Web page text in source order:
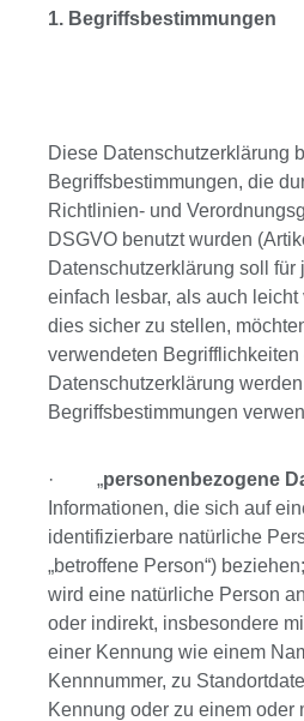
1. Begriffsbestimmungen
Diese Datenschutzerklärung
Begriffsbestimmungen, die
Richtlinien- und
DSGVO benutzt wurden
Datenschutzerklärung soll für
einfach lesbar, als auch
dies sicher zu stellen,
verwendeten
Datenschutzerklärung
Begriffsbestimmungen
· „personenbezogene
Informationen, die sich auf
identifizierbare natürliche
„betroffene Person“)
wird eine natürliche Person
oder indirekt, insbesondere
einer Kennung wie einem
Kennnummer, zu
Kennung oder zu einem oder